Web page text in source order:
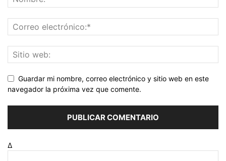
Guardar mi nombre, correo electrónico y sitio web en este
navegador la próxima vez que comente.
Δ